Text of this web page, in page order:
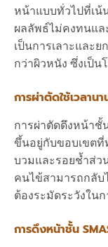
หน้าแบบทั่วไปที่เน้
ผลลัพธ์ไม่คงทนแล
เป็นการเลาะและ
กว่าผิวหนัง ซึ่งเป็น
การผ่าตัดใช้เวลาน
การผ่าตัดดึงหน้าชั้
ขึ้นอยู่กับขอบเขตที่
บวมและรอยช้ำส่ว
คนไข้สามารถกลับ
ต้องระมัดระวังใน
การดึงหน้าชั้น